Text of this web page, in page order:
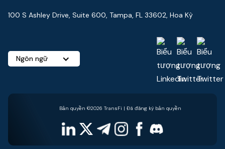
100 S Ashley Drive, Suite 600, Tampa, FL 33602, Hoa Kỳ
Ngôn ngữ
Bản quyền ©2026 TransFi | Đã đăng ký bản quyền